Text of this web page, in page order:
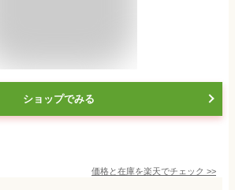
ショップでみる
価格と在庫を楽天でチェック >>